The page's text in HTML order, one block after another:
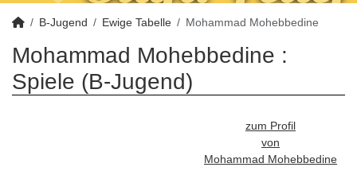
B-Jugend Ewige Tabelle Mohammad Mohebbedine
Mohammad Mohebbedine :
Spiele (B-Jugend)
zum Profil
von
Mohammad Mohebbedine